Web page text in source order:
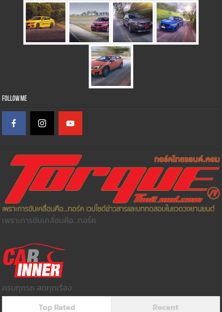
Follow Me
เพราะการขับเคลื่อนคือ...ทอร์ค
ครบทุกรถ สดทุกเรื่อง
Top Rated
Recent